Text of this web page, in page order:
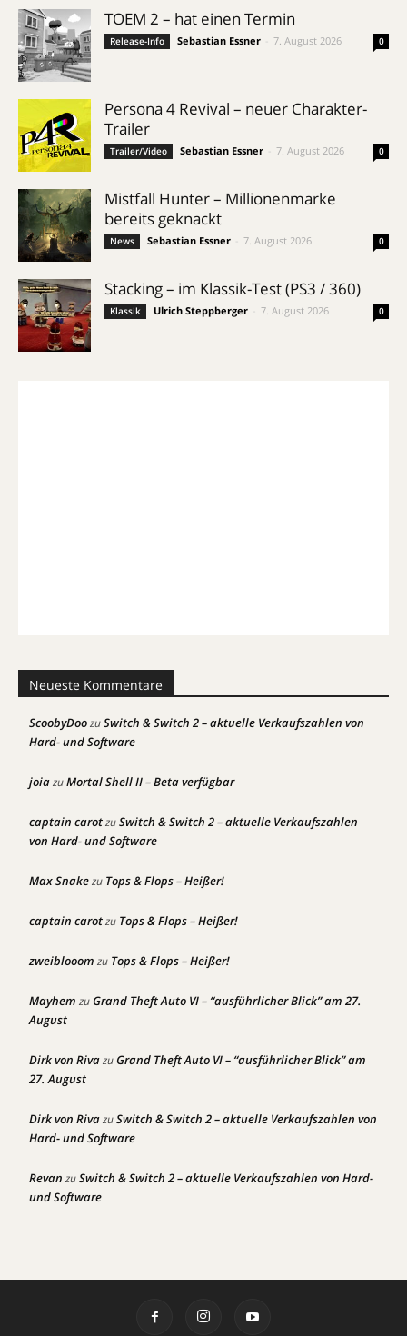
TOEM 2 – hat einen Termin
Release-Info Sebastian Essner 7. August 2026 0
Persona 4 Revival – neuer Charakter-
Trailer
Trailer/Video Sebastian Essner 7. August 2026 0
Mistfall Hunter – Millionenmarke
bereits geknackt
News Sebastian Essner 7. August 2026 0
Stacking – im Klassik-Test (PS3 / 360)
Klassik Ulrich Steppberger 7. August 2026 0
Neueste Kommentare
ScoobyDoozuSwitch & Switch 2 – aktuelle Verkaufszahlen von
Hard- und Software
joiazuMortal Shell II – Beta verfügbar
captain carotzuSwitch & Switch 2 – aktuelle Verkaufszahlen
von Hard- und Software
Max Snakezu Tops & Flops – Heißer!
captain carotzu Tops & Flops – Heißer!
zweiblooom zu Tops & Flops – Heißer!
Mayhem zuGrand Theft Auto VI – “ausführlicher Blick” am 27.
August
Dirk von RivazuGrand Theft Auto VI – “ausführlicher Blick” am
27. August
Dirk von RivazuSwitch & Switch 2 – aktuelle Verkaufszahlen von
Hard- und Software
Revan zuSwitch & Switch 2 – aktuelle Verkaufszahlen von Hard-
und Software